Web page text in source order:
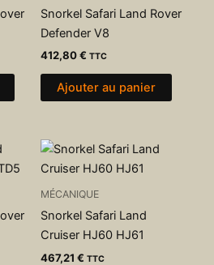
Snorkel Safari Land Rover
Defender V8
412,80€ TTC
Ajouter au panier
MÉCANIQUE
Snorkel Safari Land
Cruiser HJ60 HJ61
467,21 € TTC